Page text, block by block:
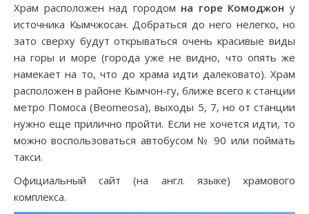
Храм расположен над городом на горе Комоджон у
источника Кымчжосан. Добраться до него нелегко, но
зато сверху будут открываться очень красивые виды
на горы и море (города уже не видно, что опять же
намекает на то, что до храма идти далековато). Храм
расположен в районе Кымчон-гу, ближе всего к станции
метро Помоса (Beomeosa), выходы 5, 7, но от станции
нужно еще прилично пройти. Если не хочется идти, то
можно воспользоваться автобусом № 90 или поймать
такси.
Официальный сайт (на англ. языке) храмового
комплекса.